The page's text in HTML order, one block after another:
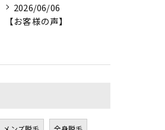
2026/06/06
【お客様の声】